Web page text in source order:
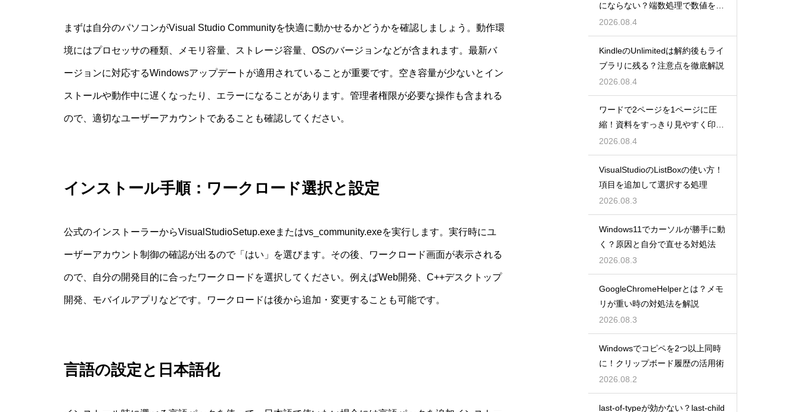
まずは自分のパソコンがVisual Studio Communityを快適に動かせるかどうかを確認しましょう。動作環
境にはプロセッサの種類、メモリ容量、ストレージ容量、OSのバージョンなどが含まれます。最新バ
ージョンに対応するWindowsアップデートが適用されていることが重要です。空き容量が少ないとイン
ストールや動作中に遅くなったり、エラーになることがあります。管理者権限が必要な操作も含まれる
ので、適切なユーザーアカウントであることも確認してください。
インストール手順：ワークロード選択と設定
公式のインストーラーからVisualStudioSetup.exeまたはvs_community.exeを実行します。実行時にユ
ーザーアカウント制御の確認が出るので「はい」を選びます。その後、ワークロード画面が表示される
ので、自分の開発目的に合ったワークロードを選択してください。例えばWeb開発、C++デスクトップ
開発、モバイルアプリなどです。ワークロードは後から追加・変更することも可能です。
言語の設定と日本語化
にならない？端数処理で数値を合
わせる技
2026.08.4
KindleのUnlimitedは解約後もライ
ブラリに残る？注意点を徹底解説
2026.08.4
ワードで2ページを1ページに圧
縮！資料をすっきり見やすく印刷
する設定
2026.08.4
VisualStudioのListBoxの使い方！
項目を追加して選択する処理
2026.08.3
Windows11でカーソルが勝手に動
く？原因と自分で直せる対処法
2026.08.3
GoogleChromeHelperとは？メモ
リが重い時の対処法を解説
2026.08.3
Windowsでコピペを2つ以上同時
に！クリップボード履歴の活用術
2026.08.2
last-of-typeが効かない？last-child